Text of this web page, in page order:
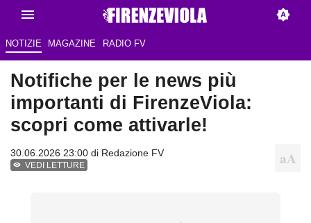
NOTIZIE MAGAZINE RADIO FV
Notifiche per le news più
importanti di FirenzeViola:
scopri come attivarle!
30.06.2026 23:00 di Redazione FV
VEDI LETTURE